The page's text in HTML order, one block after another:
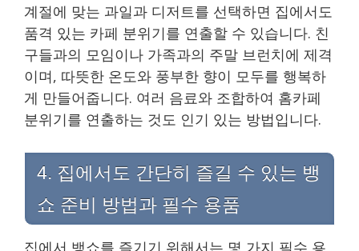
계절에 맞는 과일과 디저트를 선택하면 집에서도
품격 있는 카페 분위기를 연출할 수 있습니다. 친
구들과의 모임이나 가족과의 주말 브런치에 제격
이며, 따뜻한 온도와 풍부한 향이 모두를 행복하
게 만들어줍니다. 여러 음료와 조합하여 홈카페
분위기를 연출하는 것도 인기 있는 방법입니다.
4. 집에서도 간단히 즐길 수 있는 뱅
쇼 준비 방법과 필수 용품
집에서 뱅쇼를 즐기기 위해서는 몇 가지 필수 용